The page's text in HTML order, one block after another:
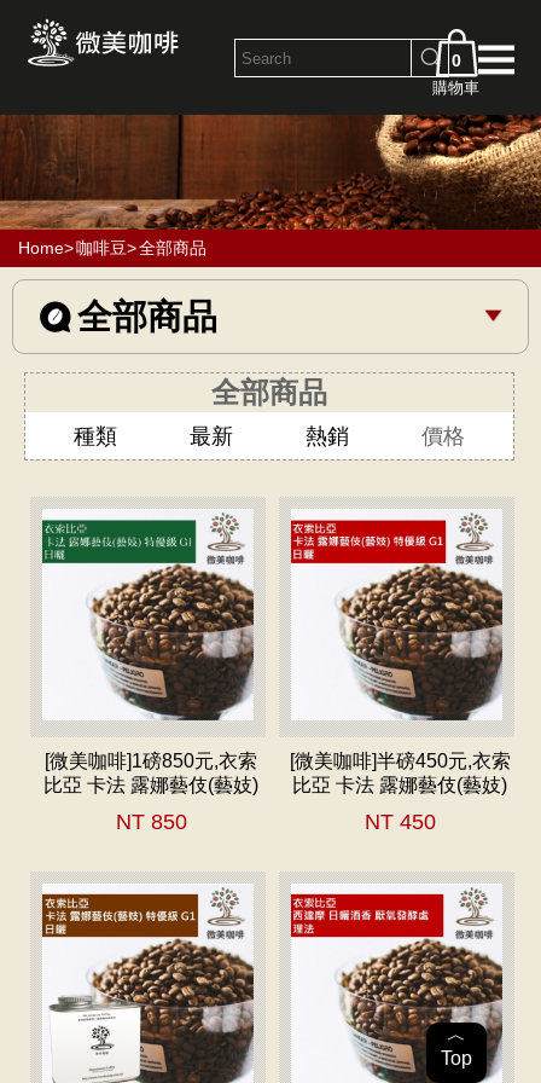
0
購物車
Home>咖啡豆>全部商品
全部商品
全部商品
種類 最新 熱銷 價格
[微美咖啡]1磅850元,衣索
比亞 卡法 露娜藝伎(藝妓)
豆,新鮮烘焙
NT 850
[微美咖啡]半磅450元,衣索
比亞 卡法 露娜藝伎(藝妓)
豆,新鮮烘焙
NT 450
︿
Top